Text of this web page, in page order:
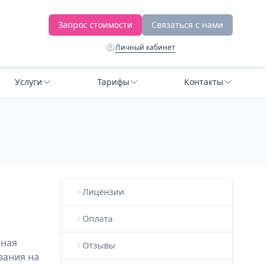
Запрос стоимости Связаться с нами
Личный кабинет
Услуги Тарифы Контакты
на
Лицензии
Оплата
Отзывы